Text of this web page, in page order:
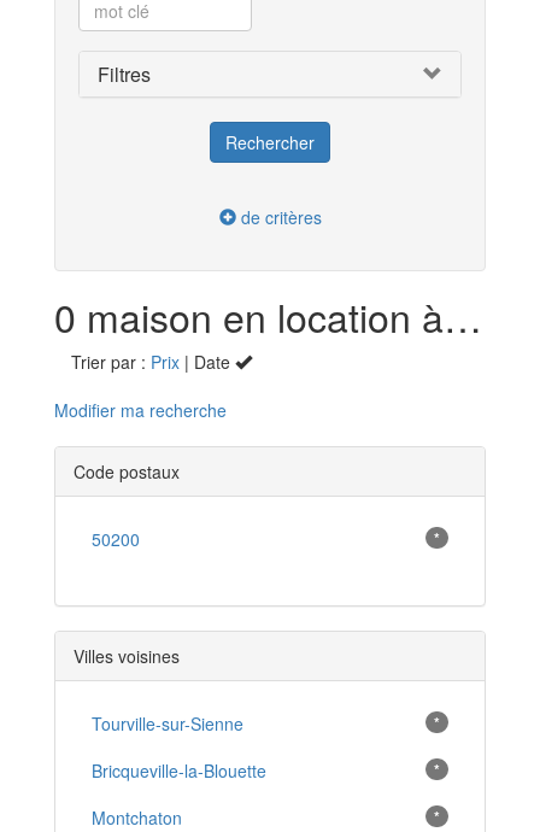
Filtres
de critères
0 maison en location à Heugueville-sur-Sienne (50)
Trier par : Prix | Date
Modifier ma recherche
Code postaux
50200 *
Villes voisines
Tourville-sur-Sienne *
Bricqueville-la-Blouette *
Montchaton *